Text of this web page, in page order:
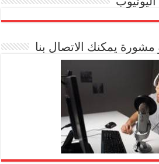
يمكنك الاتصال بنا